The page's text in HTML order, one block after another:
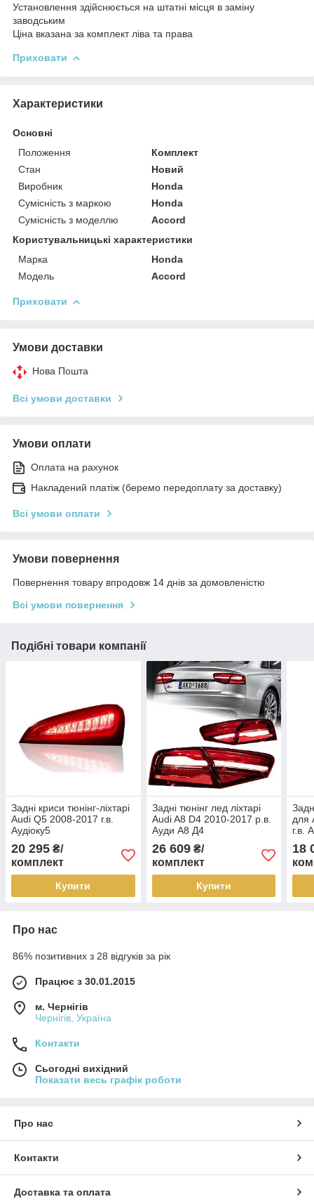
Установлення здійснюється на штатні місця в заміну
заводським
Ціна вказана за комплект ліва та права
Приховати
Характеристики
Основні
Положення
Комплект
Стан
Новий
Виробник
Honda
Сумісність з маркою
Honda
Сумісність з моделлю
Accord
Користувальницькі характеристики
Марка
Honda
Модель
Accord
Приховати
Умови доставки
Нова Пошта
Всі умови доставки
Умови оплати
Оплата на рахунок
Накладений платіж (беремо передоплату за доставку)
Всі умови оплати
Умови повернення
Повернення товару впродовж 14 днів за домовленістю
Всі умови повернення
Подібні товари компанії
Задні криси тюнінг-ліхтарі
Audi Q5 2008-2017 г.в.
Аудіоку5
20 295 ₴/
комплект
Купити
Задні тюнінг лед ліхтарі
Audi A8 D4 2010-2017 р.в.
Ауди А8 Д4
26 609₴/
комплект
Купити
для
г.в.
18
Про нас
86% позитивних з 28 відгуків за рік
Працює з 30.01.2015
м. Чернігів
Чернігів, Україна
Контакти
Сьогодні вихідний
Показати весь графік роботи
Про нас
Контакти
Доставка та оплата